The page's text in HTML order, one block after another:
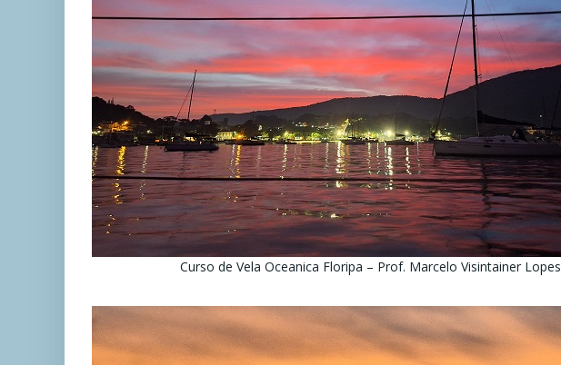
Curso de Vela Oceanica Floripa – Prof. Marcelo Visintainer Lopes